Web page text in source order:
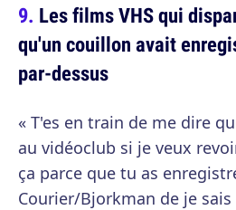
Les films VHS qui
qu'un couillon avait
par-dessus
« T'es en train de me dire
au vidéoclub si je veux
ça parce que tu as
Courier/Bjorkman de je